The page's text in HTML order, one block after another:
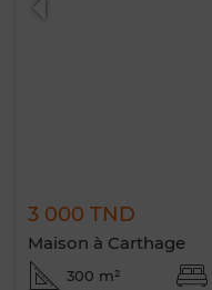
3 000 TND
Maison à Carthage
300 m²